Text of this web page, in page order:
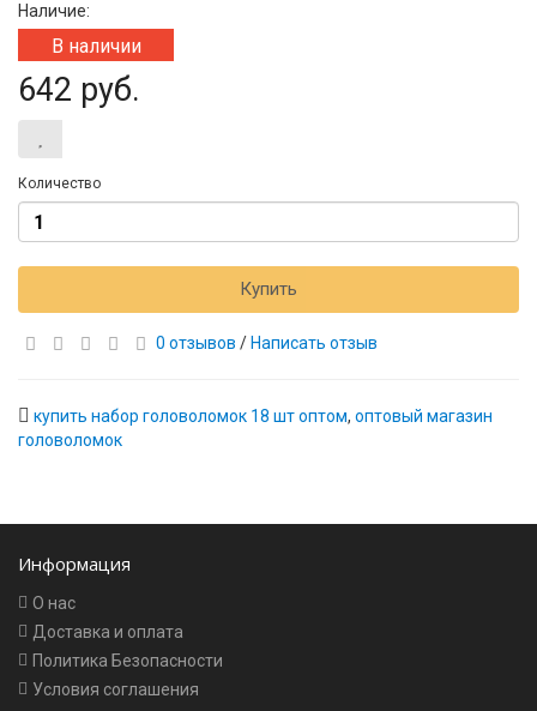
Наличие:
В наличии
642 руб.
Количество
Купить
0 отзывов / Написать отзыв
купить набор головоломок 18 шт оптом, оптовый магазин
головоломок
Информация
О нас
Доставка и оплата
Политика Безопасности
Условия соглашения